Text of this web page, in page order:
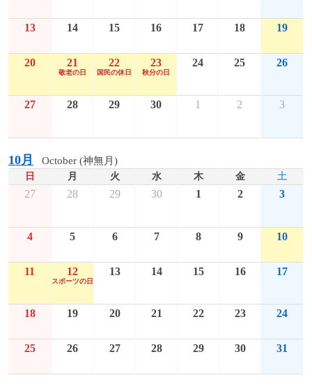
13 14 15 16 17 18 19
20 21
敬老の日
22
国民の休日
23
秋分の日
24 25 26
27 28 29 30 1 2 3
10月 October (神無月)
日 月 火 水 木 金 土
27 28 29 30 1 2 3
4 5 6 7 8 9 10
11 12
スポーツの日
13 14 15 16 17
18 19 20 21 22 23 24
25 26 27 28 29 30 31